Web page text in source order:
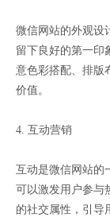
微信网站的外观设
留下良好的第一印
意色彩搭配、排版
价值。
4. 互动营销
互动是微信网站的
可以激发用户参与
的社交属性，引导